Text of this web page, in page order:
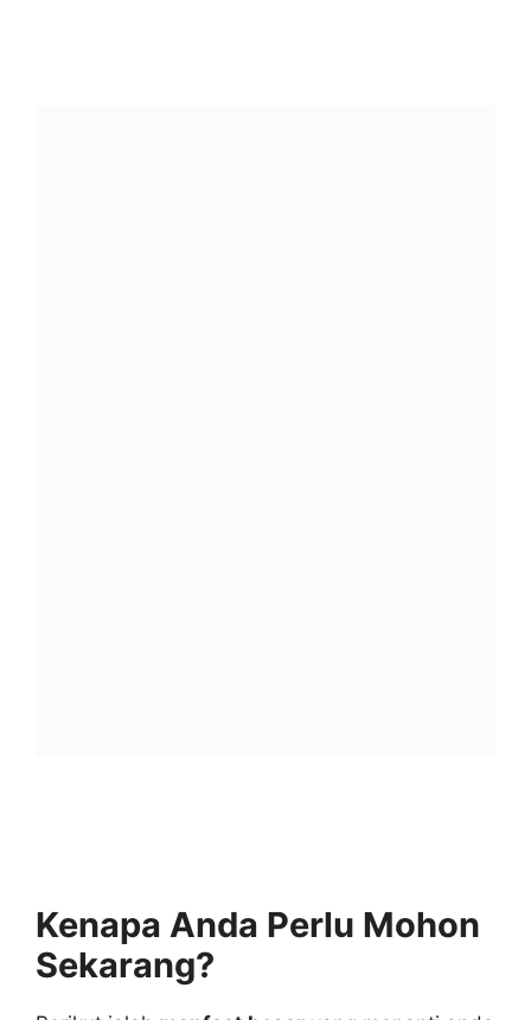
Kenapa Anda Perlu Mohon
Sekarang?